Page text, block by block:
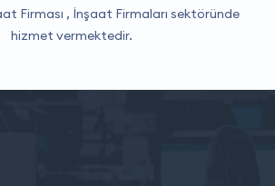
Firması , İnşaat Firmaları sektöründe
hizmet vermektedir.